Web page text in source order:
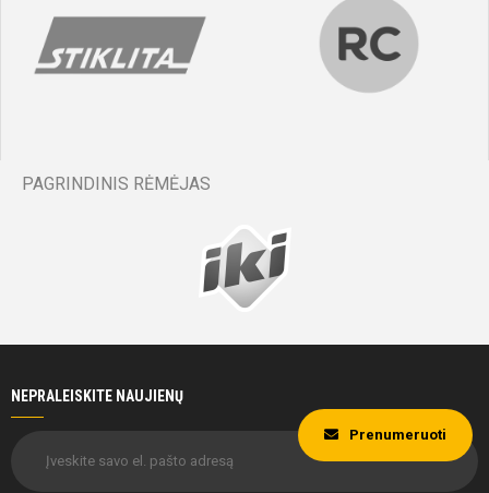
PAGRINDINIS RĖMĖJAS
NEPRALEISKITE NAUJIENŲ
Prenumeruoti